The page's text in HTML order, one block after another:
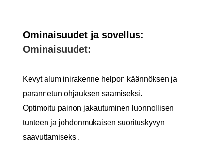
Ominaisuudet ja sovellus:
Ominaisuudet:
Kevyt alumiinirakenne helpon käännöksen ja
parannetun ohjauksen saamiseksi.
Optimoitu painon jakautuminen luonnollisen
tunteen ja johdonmukaisen suorituskyvyn
saavuttamiseksi.